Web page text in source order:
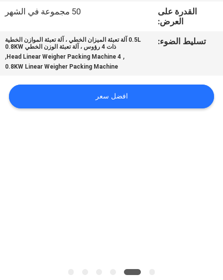
أخبار
اطلب
القدرة على
العرض:
50 مجموعة في الشهر
تسليط الضوء:
0.5L آلة تعبئة الميزان الخطي ، آلة تعبئة الموازن الخطية
ذات 4 رؤوس ، آلة تعبئة الوزن الخطي 0.8KW
,
4 Head Linear Weigher Packing Machine
,
0.8KW Linear Weigher Packing Machine
افضل سعر